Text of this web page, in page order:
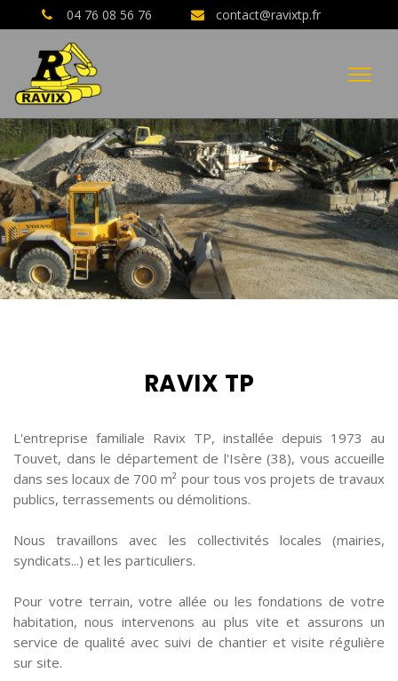
04 76 08 56 76 contact@ravixtp.fr
RAVIX TP
L'entreprise familiale Ravix TP, installée depuis 1973 au
Touvet, dans le département de l'Isère (38), vous accueille
dans ses locaux de 700 m² pour tous vos projets de travaux
publics, terrassements ou démolitions.
Nous travaillons avec les collectivités locales (mairies,
syndicats...) et les particuliers.
Pour votre terrain, votre allée ou les fondations de votre
habitation, nous intervenons au plus vite et assurons un
service de qualité avec suivi de chantier et visite régulière
sur site.